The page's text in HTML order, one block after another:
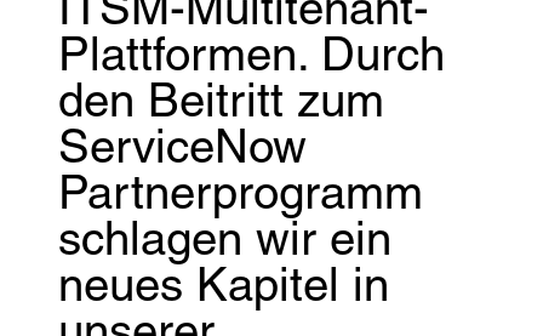
ITSM-Multitenant-
Plattformen. Durch
den Beitritt zum
ServiceNow
Partnerprogramm
schlagen wir ein
neues Kapitel in